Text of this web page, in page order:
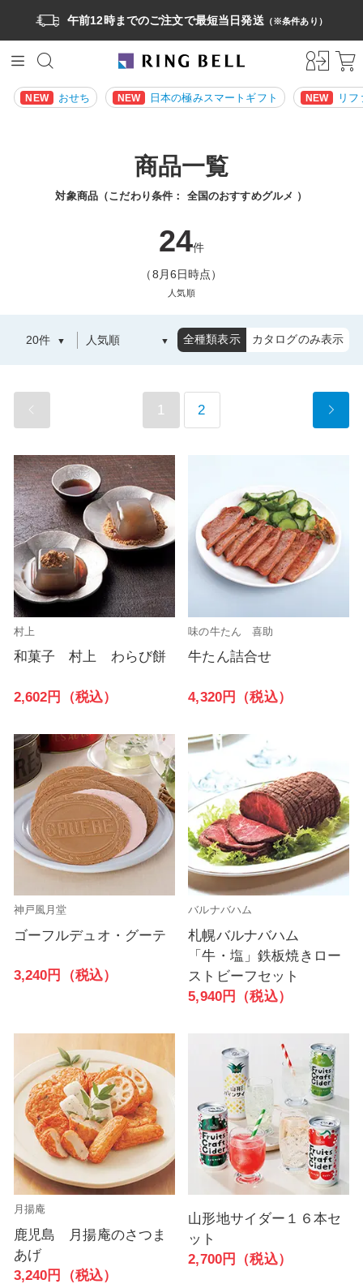
午前12時までのご注文で最短当日発送（※条件あり）
NEW おせち NEW 日本の極みスマートギフト NEW リ
商品一覧
対象商品（こだわり条件： 全国のおすすめグルメ ）
24件
（8月6日時点）
人気順
全種類表示 カタログのみ表示
1 2
村上
和菓子 村上 わらび餅
2,602円（税込）
味の牛たん 喜助
牛たん詰合せ
4,320円（税込）
神戸風月堂
ゴーフルデュオ・グーテ
3,240円（税込）
バルナバハム
札幌バルナバハム
「牛・塩」鉄板焼きロー
ストビーフセット
5,940円（税込）
月揚庵
鹿児島 月揚庵のさつま
あげ
3,240円（税込）
山形地サイダー１６本セ
ット
2,700円（税込）